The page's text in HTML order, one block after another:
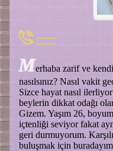
----
Merhaba zarif ve
nasılsınız? Nasıl vakit
Sizce hayat nasıl
beylerin dikkat odağı
Gizem. Yaşım 26,
içtenliği seviyor fakat
geri durmuyorum.
buluşmak için